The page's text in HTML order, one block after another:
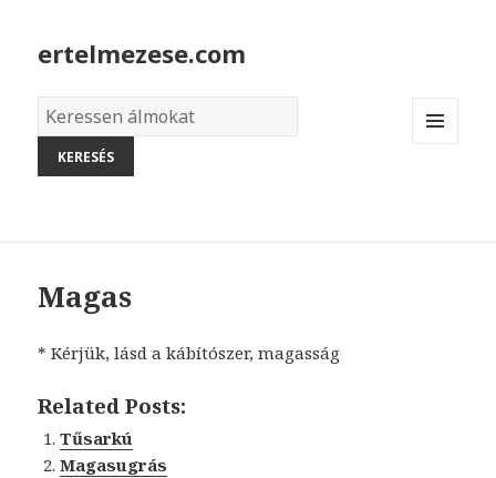
ertelmezese.com
Álmok
szótára
Magas
* Kérjük, lásd a kábítószer, magasság
Related Posts:
Tűsarkú
Magasugrás